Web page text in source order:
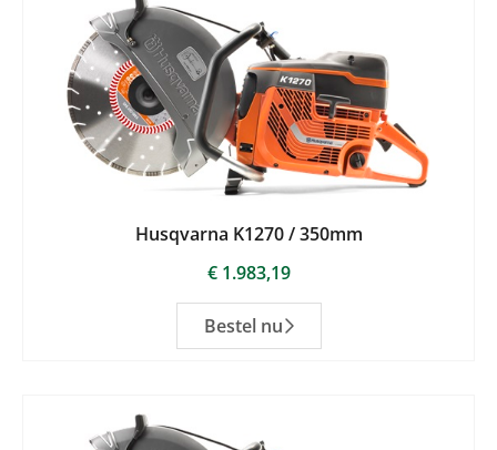
Husqvarna K1270 / 350mm
€1.983,19
Bestel nu